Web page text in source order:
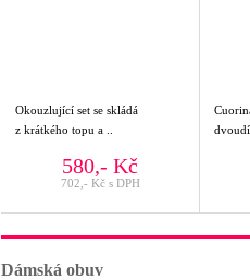
Okouzlující set se skládá
z krátkého topu a ..
580,- Kč
702,- Kč s DPH
Dámská obuv